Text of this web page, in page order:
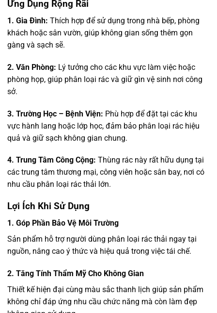
Ứng Dụng Rộng Rãi
1. Gia Đình: Thích hợp để sử dụng trong nhà bếp, phòng
khách hoặc sân vườn, giúp không gian sống thêm gọn
gàng và sạch sẽ.
2. Văn Phòng: Lý tưởng cho các khu vực làm việc hoặc
phòng họp, giúp phân loại rác và giữ gìn vệ sinh nơi công
sở.
3. Trường Học – Bệnh Viện: Phù hợp để đặt tại các khu
vực hành lang hoặc lớp học, đảm bảo phân loại rác hiệu
quả và giữ sạch không gian chung.
4. Trung Tâm Công Cộng: Thùng rác này rất hữu dụng tại
các trung tâm thương mại, công viên hoặc sân bay, nơi có
nhu cầu phân loại rác thải lớn.
Lợi Ích Khi Sử Dụng
1. Góp Phần Bảo Vệ Môi Trường
Sản phẩm hỗ trợ người dùng phân loại rác thải ngay tại
nguồn, nâng cao ý thức và hiệu quả trong việc tái chế.
2. Tăng Tính Thẩm Mỹ Cho Không Gian
Thiết kế hiện đại cùng màu sắc thanh lịch giúp sản phẩm
không chỉ đáp ứng nhu cầu chức năng mà còn làm đẹp